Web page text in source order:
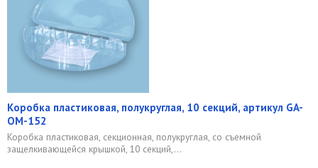
Коробка пластиковая, полукруглая, 10 секций, артикул GA-
OM-152
Коробка пластиковая, секционная, полукруглая, со съемной
защелкивающейся крышкой, 10 секций,...